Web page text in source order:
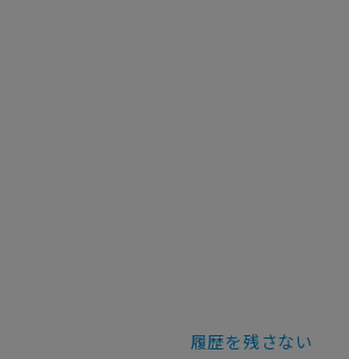
履歴を残さない